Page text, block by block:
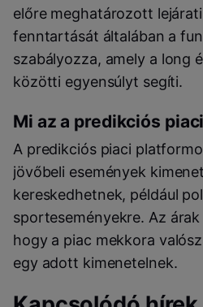
előre meghatározott
fenntartását általában a
szabályozza, amely a long
közötti egyensúlyt segíti.
Mi az a predikciós
A predikciós piaci
jövőbeli események
kereskedhetnek, például
sporteseményekre. Az
hogy a piac mekkora
egy adott kimenetelnek.